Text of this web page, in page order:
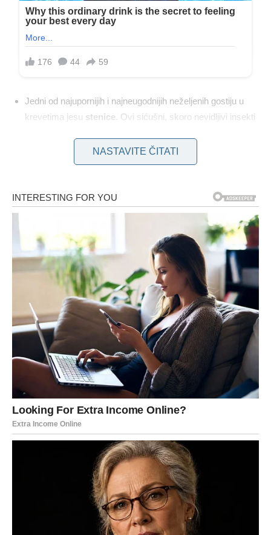
Jedni od najupornijih i najneugodnijih neželjenih gostiju u
krevetima jesu stenice . Ovi sićušni, skoro nevidljivi insekti
neprimećene, iza sebe ostavljaju jasne tragove:
na posteljini,male krvave mrlje, kao i
Aktivne su uglavnom noću i skrivaju se na teško dostupnim
mestima, što ih čini veoma izazovnim za eliminaciju.
Njihova omiljena skrovišta nalaze se ušavovima madraca,
okvirima kreveta,tapaciranom nameštaju
pukotinama
zidova
, kao iiza slika ili utičnica. Jednom kada se nastane,
stenice se brzo razmnožavaju i mogu se proširiti kroz ceo
dom. Zato je važno reagovatiodmahčim se posumnja na
njihovo prisustvo, jer
odlaganje može dovesti do masovne
infestacije.
Srećom, postojeprirodni načiniborbe protiv ovih parazita
koji su istovremeno efikasni i bezbedni za ukućane. Para
se pokazala kao jedan od najpouzdanijih saveznika u ovoj
borbi. Stenice ne podnosevisoke temperature
paročistačemmože biti izuzetno delotvoran. Potrebno je
temeljno preći preko svih površina koje bi mogle biti
zaražene – madraca, ivica kreveta, podova, tepiha i
tapaciranog nameštaja. Para prodire duboko u materijale i
uništava kako odrasle stenice, tako i njihova
najotpornijafaza u razvoju.
NASTAVITE ČITATI